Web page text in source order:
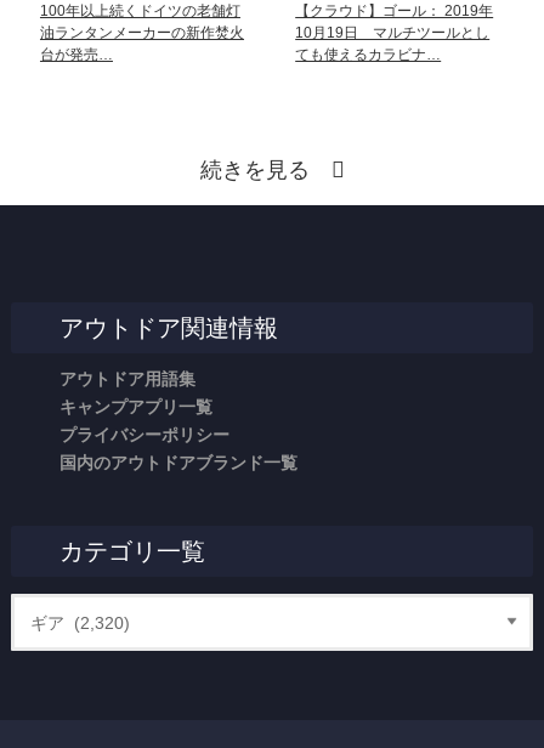
100年以上続くドイツの老舗灯
油ランタンメーカーの新作焚火
台が発売…
【クラウド】ゴール： 2019年
10月19日 マルチツールとし
ても使えるカラビナ…
続きを見る
アウトドア関連情報
アウトドア用語集
キャンプアプリ一覧
プライバシーポリシー
国内のアウトドアブランド一覧
カテゴリ一覧